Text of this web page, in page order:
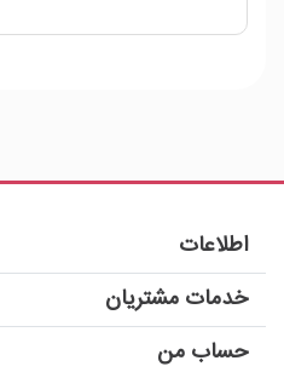
اطلاعات
خدمات مشتریان
حساب من